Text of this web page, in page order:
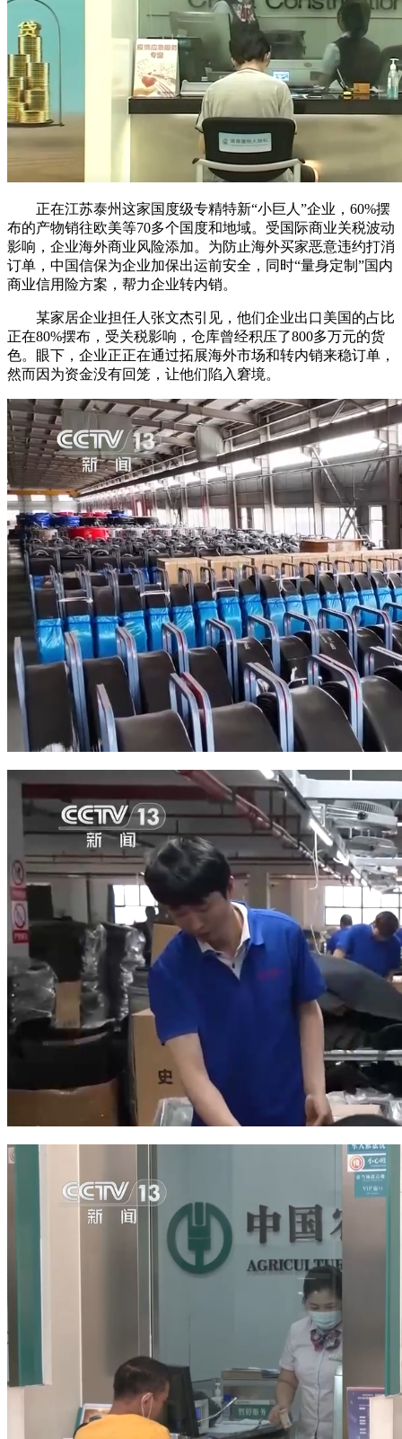
正在江苏泰州这家国度级专精特新“小巨人”企业，60%摆
布的产物销往欧美等70多个国度和地域。受国际商业关税波动
影响，企业海外商业风险添加。为防止海外买家恶意违约打消
订单，中国信保为企业加保出运前安全，同时“量身定制”国内
商业信用险方案，帮力企业转内销。
某家居企业担任人张文杰引见，他们企业出口美国的占比
正在80%摆布，受关税影响，仓库曾经积压了800多万元的货
色。眼下，企业正正在通过拓展海外市场和转内销来稳订单，
然而因为资金没有回笼，让他们陷入窘境。